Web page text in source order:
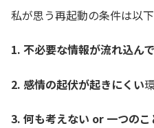
私が思う再起動の条件は以下
1. 不必要な情報が流れ込ん
2. 感情の起伏が起きにくい
3. 何も考えない or 一つの